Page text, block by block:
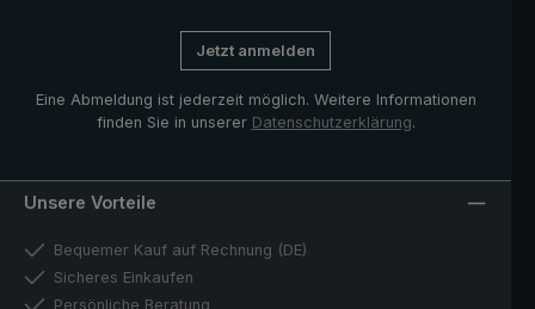
Jetzt anmelden
Eine Abmeldung ist jederzeit möglich. Weitere Informationen
finden Sie in unserer Datenschutzerklärung.
Unsere Vorteile
Bequemer Kauf auf Rechnung (DE)
Sicheres Einkaufen
Persönliche Beratung